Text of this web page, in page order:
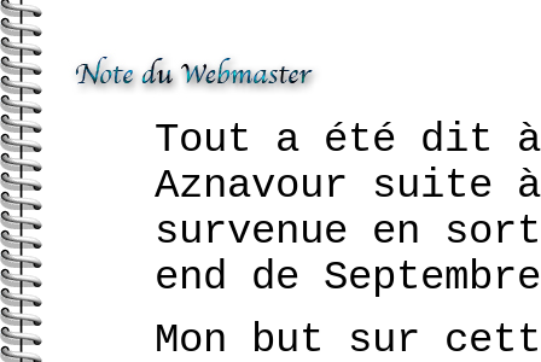
Tout a été dit à
Aznavour suite
survenue en
end de
Mon but sur